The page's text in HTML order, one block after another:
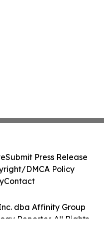
dba Affinity Group
Reporter. All Rights
Submit Press Release
DMCA Policy
Contact